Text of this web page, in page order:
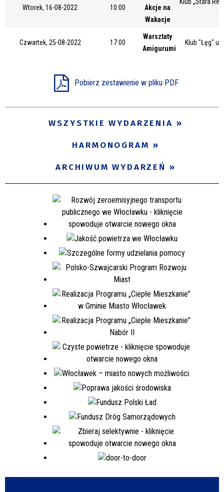
Wtorek, 16-08-2022 10:00
Akcje na
Wakacje
8
Czwartek, 25-08-2022 17:00
Warsztaty
Amigurumi
Klub "Łęg" ul.
Pobierz zestawienie w pliku PDF
WSZYSTKIE WYDARZENIA
HARMONOGRAM
ARCHIWUM WYDARZEŃ